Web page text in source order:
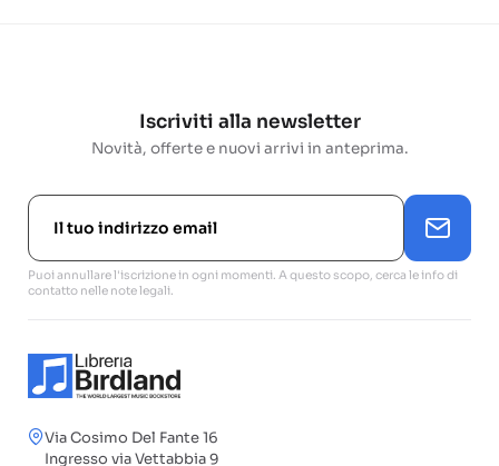
Iscriviti alla newsletter
Novità, offerte e nuovi arrivi in anteprima.
Puoi annullare l'iscrizione in ogni momenti. A questo scopo, cerca le info di
contatto nelle note legali.
Via Cosimo Del Fante 16
Ingresso via Vettabbia 9